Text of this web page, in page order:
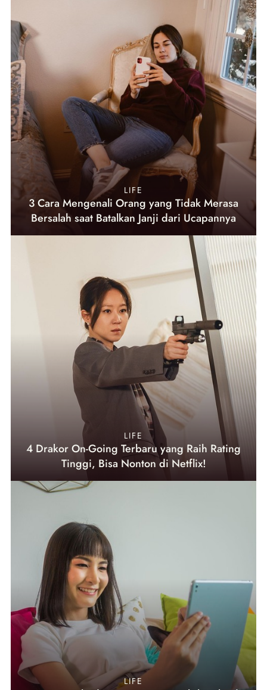
LIFE
3 Cara Mengenali Orang yang Tidak Merasa
Bersalah saat Batalkan Janji dari Ucapannya
LIFE
4 Drakor On-Going Terbaru yang Raih Rating
Tinggi, Bisa Nonton di Netflix!
LIFE